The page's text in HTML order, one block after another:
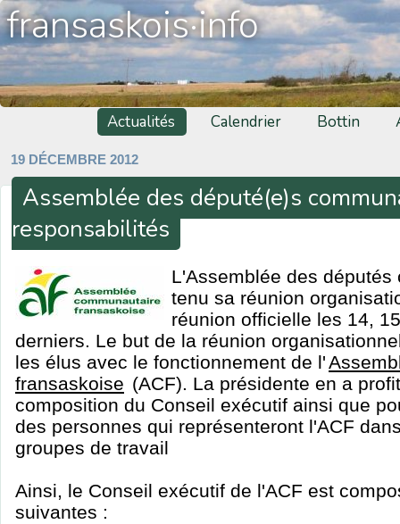
fransaskois·info
Actualités Calendrier Bottin
19 DÉCEMBRE 2012
Assemblée des député(e)s
responsabilités
L'Assemblée des députés
tenu sa réunion
réunion officielle les 14,
derniers. Le but de la réunion
les élus avec le fonctionnement de l'
fransaskoise (ACF). La présidente en a
composition du Conseil exécutif ainsi que
des personnes qui représenteront l'ACF
groupes de travail
Ainsi, le Conseil exécutif de l'ACF est
suivantes :